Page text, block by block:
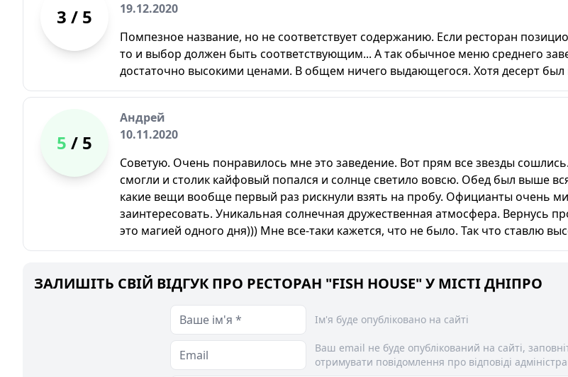
3 / 5
19.12.2020
Помпезное название, но не соответствует содержанию. Если ресторан
то и выбор должен быть соответствующим... А так обычное меню среднего
достаточно высокими ценами. В общем ничего выдающегося. Хотя десерт был
5 / 5
Андрей
10.11.2020
Советую. Очень понравилось мне это заведение. Вот прям все звезды
смогли и столик кайфовый попался и солнце светило вовсю. Обед был выше
какие вещи вообще первый раз рискнули взять на пробу. Официанты очень
заинтересовать. Уникальная солнечная дружественная атмосфера. Вернусь
это магией одного дня))) Мне все-таки кажется, что не было. Так что ставлю
ЗАЛИШІТЬ СВІЙ ВІДГУК ПРО РЕСТОРАН "FISH HOUSE" У МІСТІ ДНІПРО
Ім'я буде опубліковано на сайті
Ваш email не буде опублікований на сайті,
отримувати повідомлення про відповіді